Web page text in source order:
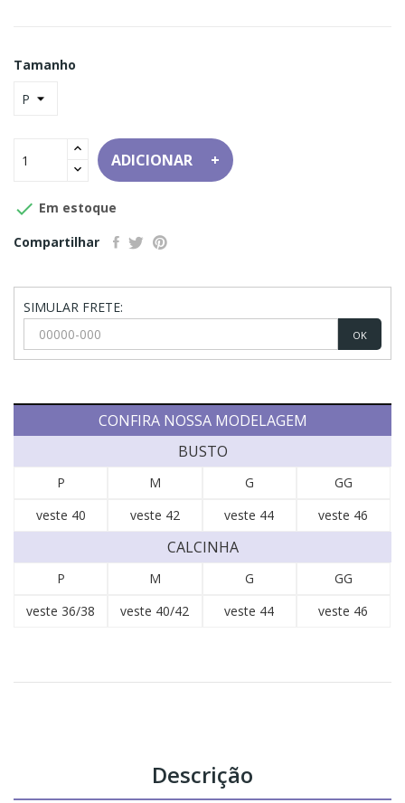
Tamanho
ADICIONAR
 Em estoque
Compartilhar
SIMULAR FRETE:
OK
CONFIRA NOSSA MODELAGEM
BUSTO
P M G
GG
veste 40
veste 42 veste 44 veste 46
CALCINHA
P M G
GG
veste 36/38
veste 40/42 veste 44 veste 46
Descrição